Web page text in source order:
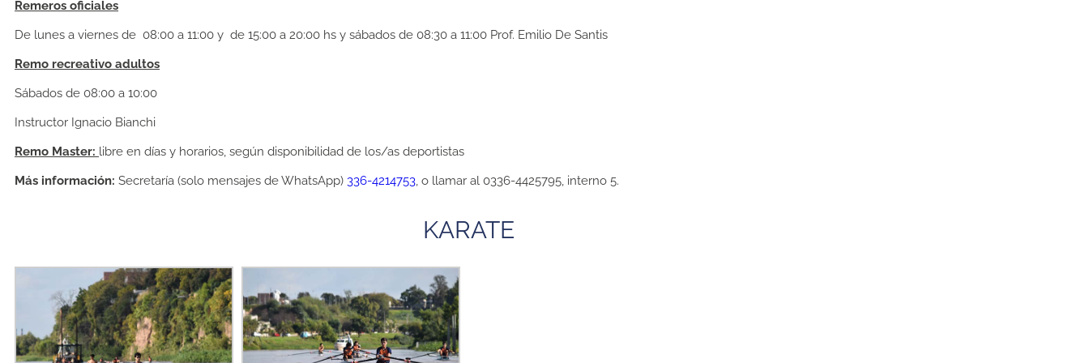
Remeros oficiales
De lunes a viernes de 08:00 a 11:00 y de 15:00 a 20:00 hs y sábados de 08:30 a 11:00 Prof. Emilio De Santis
Remo recreativo adultos
Sábados de 08:00 a 10:00
Instructor Ignacio Bianchi
Remo Master: libre en días y horarios, según disponibilidad de los/as deportistas
Más información: Secretaría (solo mensajes de WhatsApp) 336-4214753, o llamar al 0336-4425795, interno 5.
KARATE